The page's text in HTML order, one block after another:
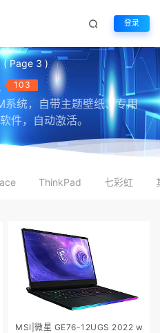
登录
( Page 3 )
103
系统，自带主题壁纸、专用
件，自动激活。
ThinkPad 七彩虹
MSI|微星 GE76-12UGS 2022 w